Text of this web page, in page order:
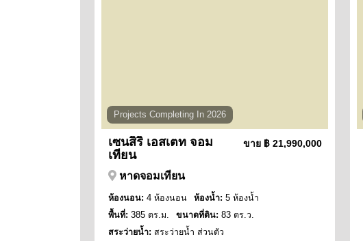
Projects Completing In 2026
เซนสิริ เอสเตท จอม
เทียน
ขาย ฿ 21,990,000
หาดจอมเทียน
ห้องนอน: 4 ห้องนอน ห้องน้ำ: 5 ห้องน้ำ
พื้นที่: 385 ตร.ม. ขนาดที่ดิน: 83 ตร.ว.
สระว่ายน้ำ: สระว่ายน้ำ ส่วนตัว